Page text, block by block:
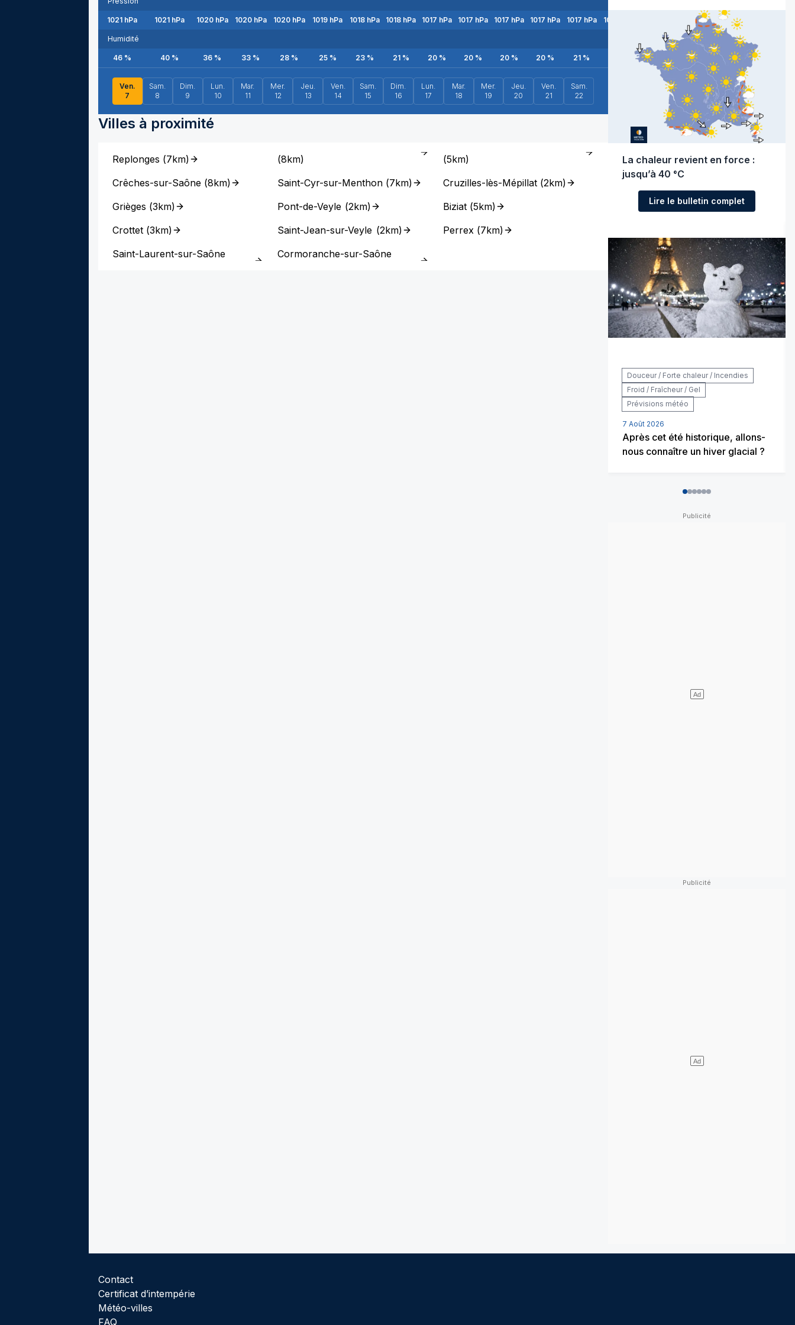
1021hPa 1021hPa 1020hPa 1020hPa 1020hPa 1019 hPa 1018 hPa 1018 hPa 1017 hPa 1017 hPa 1017 hPa 1017 hPa 1017 hPa 1018 hPa 1019hPa
Humidité
46% 40% 36 % 33 % 28 % 25% 23 % 21% 20 % 20 % 20 % 20 % 21 % 27 31% 35%
Ven.
7
Sam.
8
Dim.
9
Lun.
10
Mar.
11
Mer.
12
Jeu.
13
Ven.
14
Sam.
15
Dim.
16
Lun.
17
Mar.
18
Mer.
19
Jeu.
20
Ven.
21
Sam.
22
Villes à proximité
Replonges (7km)
Crêches-sur-Saône (8km)
Grièges (3km)
Crottet (3km)
Saint-Laurent-sur-Saône
(8km)
Saint-Cyr-sur-Menthon (7km)
Pont-de-Veyle (2km)
Saint-Jean-sur-Veyle (2km)
Cormoranche-sur-Saône
(5km)
Cruzilles-lès-Mépillat(2km)
Biziat(5km)
Perrex(7km)
La chaleur revient en force :
jusqu’à 40 °C
Lire le bulletin complet
Douceur / Forte chaleur / Incendies
Froid / Fraîcheur / Gel
Prévisions météo
7 Août 2026
Après cet été historique, allons-
nous connaître un hiver glacial ?
Contact
Certificat d’intempérie
Météo-villes
FAQ